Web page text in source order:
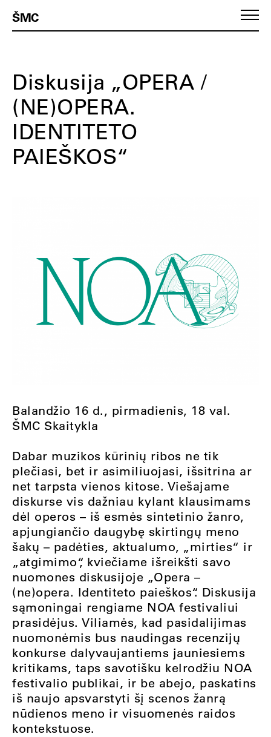
ŠMC
Diskusija „OPERA /
(NE)OPERA.
IDENTITETO
PAIEŠKOS“
Balandžio 16 d., pirmadienis, 18 val.
ŠMC Skaitykla
Dabar muzikos kūrinių ribos ne tik
plečiasi, bet ir asimiliuojasi, išsitrina ar
net tarpsta vienos kitose. Viešajame
diskurse vis dažniau kylant klausimams
dėl operos – iš esmės sintetinio žanro,
apjungiančio daugybę skirtingų meno
šakų – padėties, aktualumo, „mirties“ ir
„atgimimo“, kviečiame išreikšti savo
nuomones diskusijoje „Opera –
(ne)opera. Identiteto paieškos“. Diskusija
sąmoningai rengiame NOA festivaliui
prasidėjus. Viliamės, kad pasidalijimas
nuomonėmis bus naudingas recenzijų
konkurse dalyvaujantiems jauniesiems
kritikams, taps savotišku kelrodžiu NOA
festivalio publikai, ir be abejo, paskatins
iš naujo apsvarstyti šį scenos žanrą
nūdienos meno ir visuomenės raidos
kontekstuose.